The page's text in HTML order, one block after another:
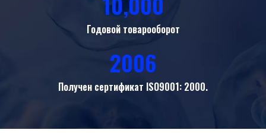
Годовой товарооборот
2006
Получен сертификат ISO9001: 2000.